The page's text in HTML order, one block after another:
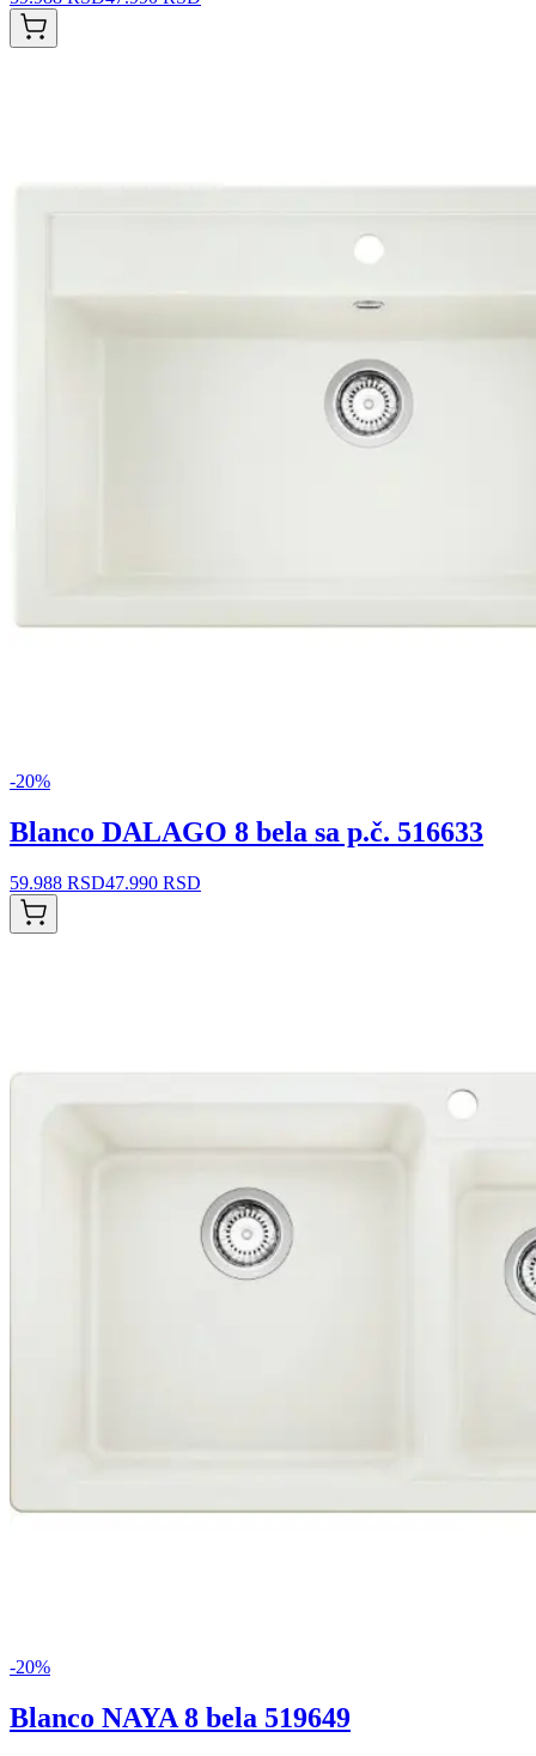
-20%
Blanco DALAGO 8 bela sa p.č. 516633
59.988 RSD47.990 RSD
-20%
Blanco NAYA 8 bela 519649